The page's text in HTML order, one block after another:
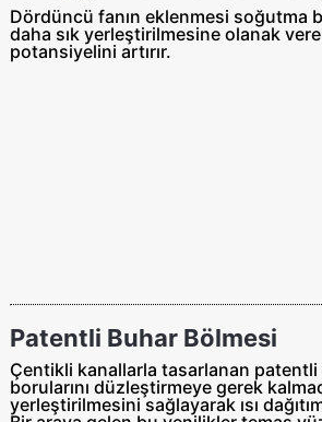
Dördüncü fanın eklenmesi soğutma
daha sık yerleştirilmesine olanak
potansiyelini artırır.
Patentli Buhar Bölmesi
Çentikli kanallarla tasarlanan patentli
borularını düzleştirmeye gerek
yerleştirilmesini sağlayarak ısı